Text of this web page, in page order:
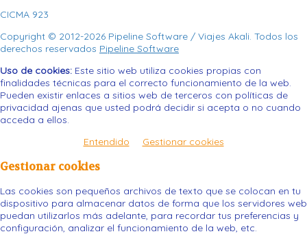
CICMA 923
Copyright © 2012-2026 Pipeline Software / Viajes Akali. Todos los
derechos reservados Pipeline Software
Uso de cookies: Este sitio web utiliza cookies propias con
finalidades técnicas para el correcto funcionamiento de la web.
Pueden existir enlaces a sitios web de terceros con políticas de
privacidad ajenas que usted podrá decidir si acepta o no cuando
acceda a ellos.
Entendido
Gestionar cookies
Gestionar cookies
Las cookies son pequeños archivos de texto que se colocan en tu
dispositivo para almacenar datos de forma que los servidores web
puedan utilizarlos más adelante, para recordar tus preferencias y
configuración, analizar el funcionamiento de la web, etc.